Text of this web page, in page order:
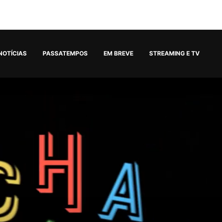
PASSATEMPOS EM BREVE STREAMING E TV